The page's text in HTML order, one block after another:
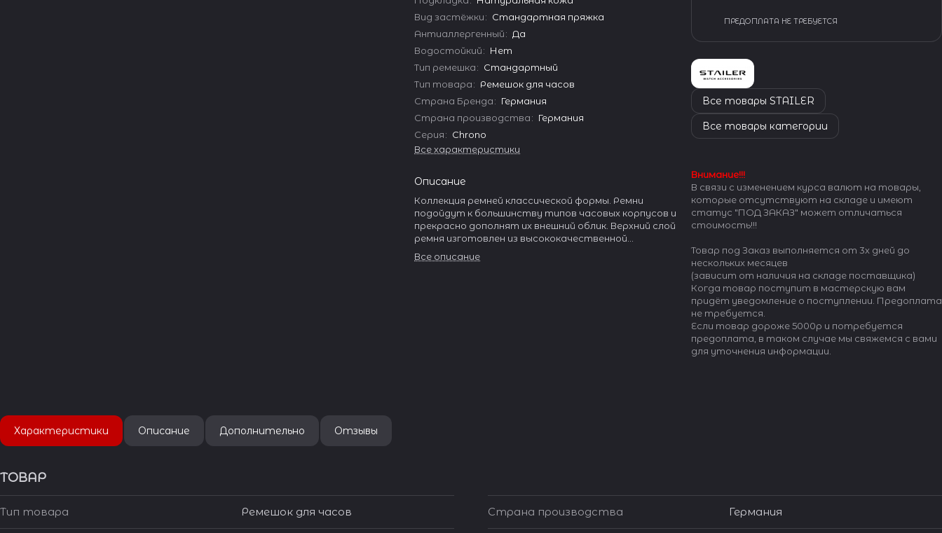
Вид застёжки: Стандартная пряжка
Антиаллергенный: Да
Водостойкий: Нет
Тип ремешка: Стандартный
Тип товара: Ремешок для часов
Страна Бренда: Германия
Страна производства: Германия
Серия: Chrono
Все характеристики
Описание
Коллекция ремней классической формы. Ремни
подойдут к большинству типов часовых корпусов и
прекрасно дополнят их внешний облик. Верхний слой
ремня изготовлен из высококачественной
шкуры Full grain. Подкладка из натуральной кожи
Все описание
ПРЕДОПЛАТА НЕ ТРЕБУЕТСЯ
Все товары STAILER
Все товары категории
Внимание!!!
В связи с изменением курса валют на товары,
которые отсутствуют на складе и имеют
статус "ПОД ЗАКАЗ" может отличаться
стоимость!!!
Товар под Заказ выполняется от 3х дней до
нескольких месяцев
(зависит от наличия на складе поставщика)
Когда товар поступит в мастерскую вам
придёт уведомление о поступлении. Предоплата
не требуется.
Если товар дороже 5000р и потребуется
предоплата, в таком случае мы свяжемся с вами
для уточнения информации.
Характеристики Описание Дополнительно Отзывы
ТОВАР
Тип товара Ремешок для часов Страна производства Германия